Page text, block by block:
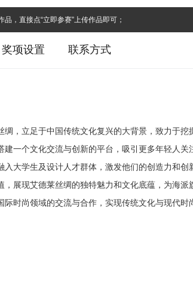
，直接点“立即参赛”上传作品即可；
奖项设置 联系方式
，立足于中国传统文化复兴的大背景，致力于挖
一个文化交流与创新的平台，吸引更多年轻人
大学生及设计人才群体，激发他们的创造力和
展现艾德莱丝绸的独特魅力和文化底蕴，为海派
时尚领域的交流与合作，实现传统文化与现代时